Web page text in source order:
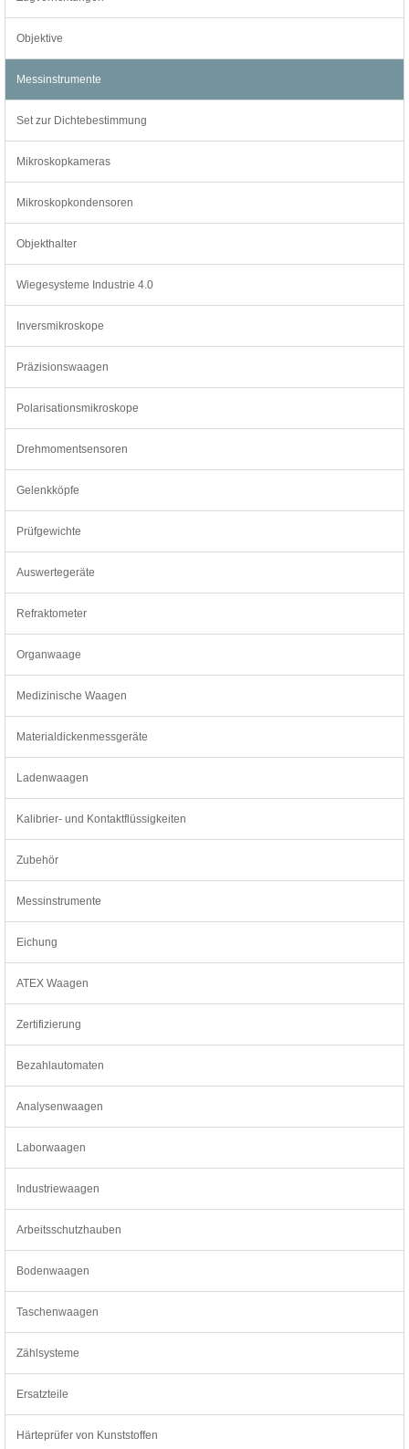
Objektive
Messinstrumente
Set zur Dichtebestimmung
Mikroskopkameras
Mikroskopkondensoren
Objekthalter
Wiegesysteme Industrie 4.0
Inversmikroskope
Präzisionswaagen
Polarisationsmikroskope
Drehmomentsensoren
Gelenkköpfe
Prüfgewichte
Auswertegeräte
Refraktometer
Organwaage
Medizinische Waagen
Materialdickenmessgeräte
Ladenwaagen
Kalibrier- und Kontaktflüssigkeiten
Zubehör
Messinstrumente
Eichung
ATEX Waagen
Zertifizierung
Bezahlautomaten
Analysenwaagen
Laborwaagen
Industriewaagen
Arbeitsschutzhauben
Bodenwaagen
Taschenwaagen
Zählsysteme
Ersatzteile
Härteprüfer von Kunststoffen